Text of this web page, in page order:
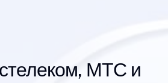
МТС и